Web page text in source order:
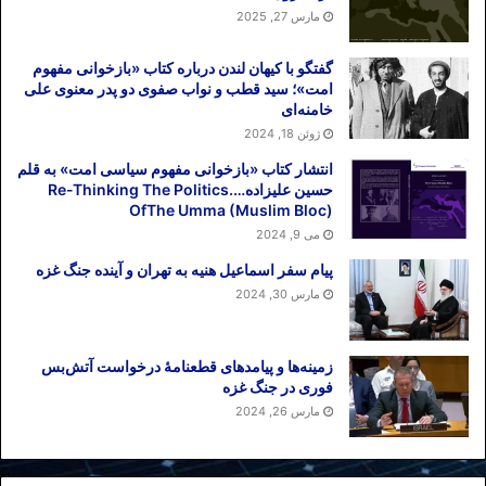
تا با استناد این گزارش مرجع، جمهوری
اسلامی را در اتحادیه بین المجالس به چالش
جدی بگیرند.
پیشنهاد اخراج، تعلیق یا اعلام موضع اتحادیه
علیه رژیم
اگر شاهدیم حکومت های خودکامه، خود را
ناگزیر به برپایی انتخابات نمایشی و تقلبی می
بینند، هدفشان این است که حاکمیت خود را
مشروع و برخاسته از آراء مردم وانمود سازند.
از همین جا می توان فرصت انتخابات نمایشی
را به تهدیدی برای دولت های خودکامه مبدل
ساخت. در این فرایند دخالت یک نهاد و مرجع
بین الملل همچون اتحادیه بین المجالس برای
اعلام موضع علیه انتخابات نمایشی پیش رو در
ایران، کمک شایانی به رسوا کردن رژیمی می
مارس 27, 2025
گفتگو با کیهان لندن درباره کتاب «بازخوانی مفهوم
امت»؛ سید قطب و نواب صفوی دو پدر معنوی علی
خامنه‌ای
ژوئن 18, 2024
انتشار کتاب «بازخوانی مفهوم سیاسی امت» به قلم
حسین علیزاده….Re-Thinking The Politics
OfThe Umma (Muslim Bloc)
می 9, 2024
پیام سفر اسماعیل هنیه به تهران و آینده جنگ غزه
مارس 30, 2024
زمینه‌ها و پیامدهای قطعنامهٔ درخواست آتش‌بس
فوری در جنگ غزه
مارس 26, 2024